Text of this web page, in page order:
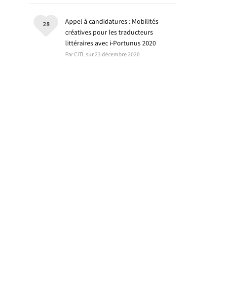
Appel à candidatures : Mobilités
créatives pour les traducteurs
littéraires avec i-Portunus 2020
Par CITL sur 23 décembre 2020
28